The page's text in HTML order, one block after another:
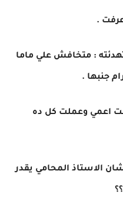
.
: متخافش علي ماما
جنبها .
اعمي وعملت كل ده
الاستاذ المحامي يقدر